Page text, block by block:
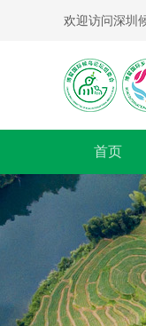
欢迎访问深圳
首页